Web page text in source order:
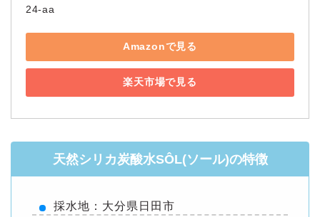
24-aa
Amazonで見る
楽天市場で見る
天然シリカ炭酸水SÔL(ソール)の特徴
採水地：大分県日田市